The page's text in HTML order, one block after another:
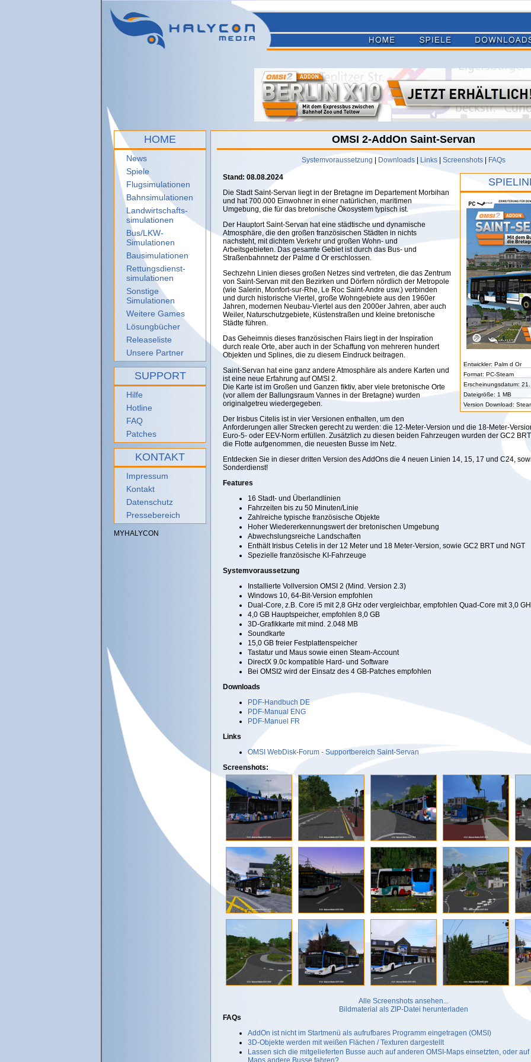
HOME
News
Spiele
Flugsimulationen
Bahnsimulationen
Landwirtschafts-
simulationen
Bus/LKW-
Simulationen
Bausimulationen
Rettungsdienst-
simulationen
Sonstige
Simulationen
Weitere Games
Lösungbücher
Releaseliste
Unsere Partner
SUPPORT
Hilfe
Hotline
FAQ
Patches
KONTAKT
Impressum
Kontakt
Datenschutz
Pressebereich
MYHALYCON
OMSI 2-AddOn Saint-Servan
Systemvoraussetzung Downloads Links Screenshots FAQs
Entwickler: Palm d Or
Format: PC-Steam
Erscheinungsdatum:
Dateigröße: 1 MB
Version Download:
Stand: 08.08.2024
Die Stadt Saint-Servan liegt in der Bretagne im Departement Morbihan
und hat 700.000 Einwohner in einer natürlichen, maritimen
Umgebung, die für das bretonische Ökosystem typisch ist.
Der Hauptort Saint-Servan hat eine städtische und dynamische
Atmosphäre, die den großen französischen Städten in nichts
nachsteht, mit dichtem Verkehr und großen Wohn- und
Arbeitsgebieten. Das gesamte Gebiet ist durch das Bus- und
Straßenbahnnetz der Palme d Or erschlossen.
Sechzehn Linien dieses großen Netzes sind vertreten, die das Zentrum
von Saint-Servan mit den Bezirken und Dörfern nördlich der Metropole
(wie Salerin, Monfort-sur-Rhe, Le Roc Saint-Andre usw.) verbinden
und durch historische Viertel, große Wohngebiete aus den 1960er
Jahren, modernen Neubau-Viertel aus den 2000er Jahren, aber auch
Weiler, Naturschutzgebiete, Küstenstraßen und kleine bretonische
Städte führen.
Das Geheimnis dieses französischen Flairs liegt in der Inspiration
durch reale Orte, aber auch in der Schaffung von mehreren hundert
Objekten und Splines, die zu diesem Eindruck beitragen.
Saint-Servan hat eine ganz andere Atmosphäre als andere Karten und
ist eine neue Erfahrung auf OMSI 2.
Die Karte ist im Großen und Ganzen fiktiv, aber viele bretonische Orte
(vor allem der Ballungsraum Vannes in der Bretagne) wurden
originalgetreu wiedergegeben.
Der Irisbus Citelis ist in vier Versionen enthalten, um den
Anforderungen aller Strecken gerecht zu werden: die 12-Meter-Version und die 18-Meter-
Euro-5- oder EEV-Norm erfüllen. Zusätzlich zu diesen beiden Fahrzeugen wurden der GC2
die Flotte aufgenommen, die neuesten Busse im Netz.
Entdecken Sie in dieser dritten Version des AddOns die 4 neuen Linien 14, 15, 17 und C24,
Sonderdienst!
Features
16 Stadt- und Überlandlinien
Fahrzeiten bis zu 50 Minuten/Linie
Zahlreiche typische französische Objekte
Hoher Wiedererkennungswert der bretonischen Umgebung
Abwechslungsreiche Landschaften
Enthält Irisbus Cetelis in der 12 Meter und 18 Meter-Version, sowie GC2 BRT und NGT
Spezielle französische KI-Fahrzeuge
Systemvoraussetzung
Installierte Vollversion OMSI 2 (Mind. Version 2.3)
Windows 10, 64-Bit-Version empfohlen
Dual-Core, z.B. Core i5 mit 2,8 GHz oder vergleichbar, empfohlen Quad-Core mit 3,0
4,0 GB Hauptspeicher, empfohlen 8,0 GB
3D-Grafikkarte mit mind. 2.048 MB
Soundkarte
15,0 GB freier Festplattenspeicher
Tastatur und Maus sowie einen Steam-Account
DirectX 9.0c kompatible Hard- und Software
Bei OMSI2 wird der Einsatz des 4 GB-Patches empfohlen
Downloads
PDF-Handbuch DE
PDF-Manual ENG
PDF-Manuel FR
Links
OMSI WebDisk-Forum - Supportbereich Saint-Servan
Screenshots:
Alle Screenshots ansehen...
Bildmaterial als ZIP-Datei herunterladen
FAQs
AddOn ist nicht im Startmenü als aufrufbares Programm eingetragen (OMSI)
3D-Objekte werden mit weißen Flächen / Texturen dargestellt
Lassen sich die mitgelieferten Busse auch auf anderen OMSI-Maps einsetzten, oder auf
Maps andere Busse fahren?